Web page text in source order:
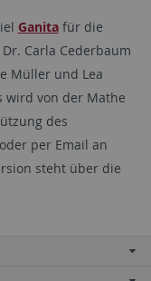
Ganitafür die
Carla Cederbaum
Müller und Lea
wird von der Mathe
des
per Email an
steht über die